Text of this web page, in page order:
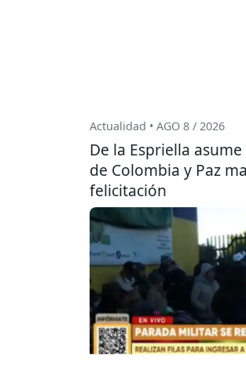
Actualidad • AGO 8 / 2026
De la Espriella
de Colombia y Paz
felicitación